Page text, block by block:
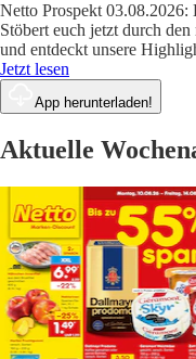
Netto Prospekt
Stöbert euch jetzt durch
und entdeckt unsere
Jetzt lesen
App herunterladen!
Aktuelle